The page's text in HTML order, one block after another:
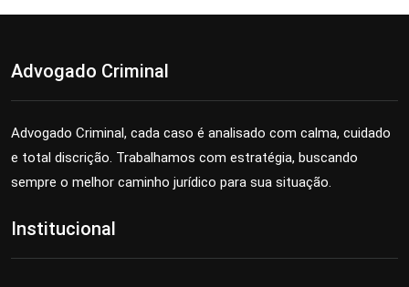
Advogado Criminal
Advogado Criminal, cada caso é analisado com calma, cuidado
e total discrição. Trabalhamos com estratégia, buscando
sempre o melhor caminho jurídico para sua situação.
Institucional